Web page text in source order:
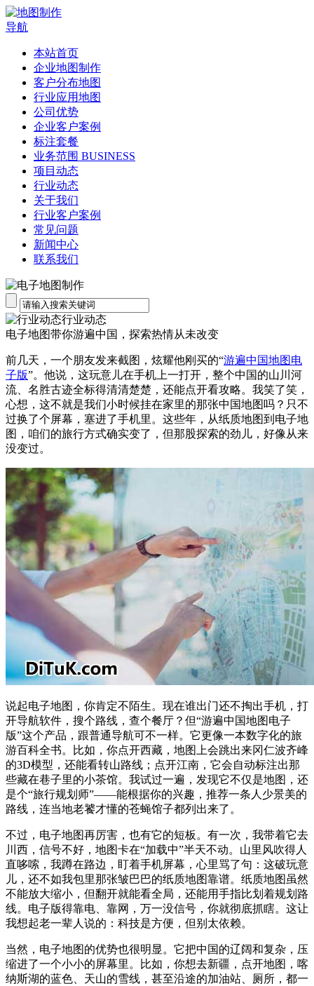
导航
本站首页
企业地图制作
客户分布地图
行业应用地图
公司优势
企业客户案例
标注套餐
业务范围 BUSINESS
项目动态
行业动态
关于我们
行业客户案例
常见问题
新闻中心
联系我们
行业动态
电子地图带你游遍中国，探索热情从未改变
前几天，一个朋友发来截图，炫耀他刚买的“游遍中国地图电
子版”。他说，这玩意儿在手机上一打开，整个中国的山川河
流、名胜古迹全标得清清楚楚，还能点开看攻略。我笑了笑，
心想，这不就是我们小时候挂在家里的那张中国地图吗？只不
过换了个屏幕，塞进了手机里。这些年，从纸质地图到电子地
图，咱们的旅行方式确实变了，但那股探索的劲儿，好像从来
没变过。
说起电子地图，你肯定不陌生。现在谁出门还不掏出手机，打
开导航软件，搜个路线，查个餐厅？但“游遍中国地图电子
版”这个产品，跟普通导航可不一样。它更像一本数字化的旅
游百科全书。比如，你点开西藏，地图上会跳出来冈仁波齐峰
的3D模型，还能看转山路线；点开江南，它会自动标注出那
些藏在巷子里的小茶馆。我试过一遍，发现它不仅是地图，还
是个“旅行规划师”——能根据你的兴趣，推荐一条人少景美的
路线，连当地老饕才懂的苍蝇馆子都列出来了。
不过，电子地图再厉害，也有它的短板。有一次，我带着它去
川西，信号不好，地图卡在“加载中”半天不动。山里风吹得人
直哆嗦，我蹲在路边，盯着手机屏幕，心里骂了句：这破玩意
儿，还不如我包里那张皱巴巴的纸质地图靠谱。纸质地图虽然
不能放大缩小，但翻开就能看全局，还能用手指比划着规划路
线。电子版得靠电、靠网，万一没信号，你就彻底抓瞎。这让
我想起老一辈人说的：科技是方便，但别太依赖。
当然，电子地图的优势也很明显。它把中国的辽阔和复杂，压
缩进了一个小小的屏幕里。比如，你想去新疆，点开地图，喀
纳斯湖的蓝色、天山的雪线，甚至沿途的加油站、厕所，都一